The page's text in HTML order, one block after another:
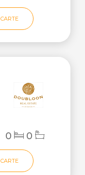
CARTE
0 0
CARTE